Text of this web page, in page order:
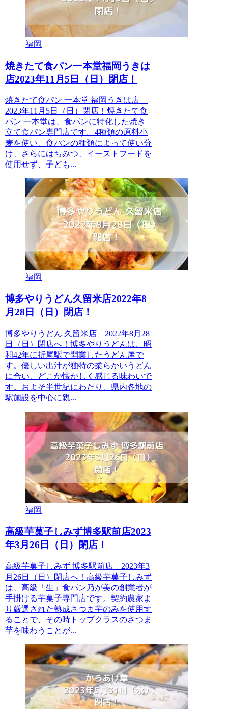
福岡
焼きたて食パン一本堂福岡うきは
店2023年11月5日（日）閉店！
焼きたて食パン 一本堂 福岡うきは店
2023年11月5日（日）閉店！焼きたて食
パン 一本堂は、食パンに特化した焼き
立て食パン専門店です。4種類の原料小
麦を使い、食パンの種類によって使い分
け、さらにはちみつ、イーストフードを
使用せず、子ども...
福岡
博多やりうどん久留米店2022年8
月28日（日）閉店！
博多やりうどん 久留米店 2022年8月28
日（日）閉店へ！博多やりうどんは、昭
和42年に折尾駅で開業したうどん屋で
す。優しい出汁が独特の柔らかいうどん
に合い、どこか懐かしく感じる味わいで
す。およそ半世紀にわたり、県内各地の
駅施設を中心に親...
福岡
高級芋菓子しみず博多駅前店2023
年3月26日（日）閉店！
高級芋菓子しみず 博多駅前店 2023年3
月26日（日）閉店へ！高級芋菓子しみず
は、高級「生」食パン乃が美の創業者が
手掛ける芋菓子専門店です。契約農家よ
り厳選された熟成さつま芋のみを使用す
ることで、その時トップクラスのさつま
芋を味わうことが...